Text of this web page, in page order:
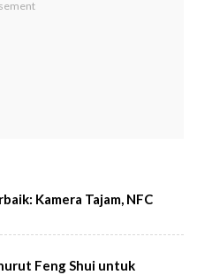
Kamera Tajam, NFC
Feng Shui untuk